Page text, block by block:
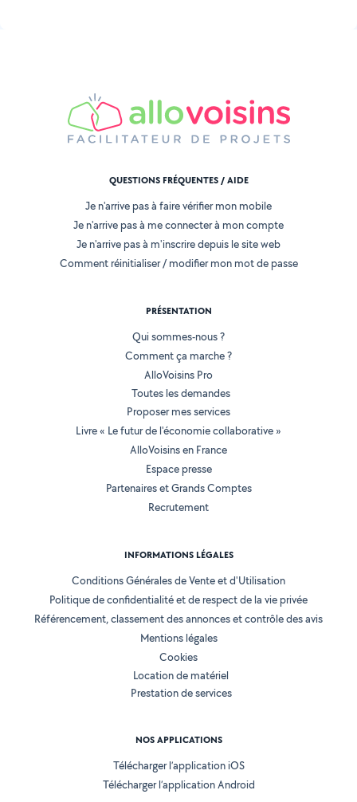
QUESTIONS FRÉQUENTES / AIDE
Je n'arrive pas à faire vérifier mon mobile
Je n'arrive pas à me connecter à mon compte
Je n'arrive pas à m'inscrire depuis le site web
Comment réinitialiser / modifier mon mot de passe
PRÉSENTATION
Qui sommes-nous ?
Comment ça marche ?
AlloVoisins Pro
Toutes les demandes
Proposer mes services
Livre « Le futur de l'économie collaborative »
AlloVoisins en France
Espace presse
Partenaires et Grands Comptes
Recrutement
INFORMATIONS LÉGALES
Conditions Générales de Vente et d'Utilisation
Politique de confidentialité et de respect de la vie privée
Référencement, classement des annonces et contrôle des avis
Mentions légales
Cookies
Location de matériel
Prestation de services
NOS APPLICATIONS
Télécharger l’application iOS
Télécharger l’application Android